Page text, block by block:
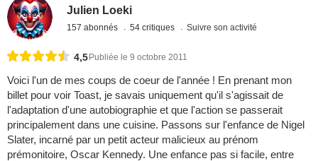
Julien Loeki
157 abonnés 54 critiques Suivre son activité
4,5Publiée le 9 octobre 2011
Voici l'un de mes coups de coeur de l'année ! En prenant mon
billet pour voir Toast, je savais uniquement qu'il s'agissait de
l'adaptation d'une autobiographie et que l'action se passerait
principalement dans une cuisine. Passons sur l'enfance de Nigel
Slater, incarné par un petit acteur malicieux au prénom
prémonitoire, Oscar Kennedy. Une enfance pas si facile, entre